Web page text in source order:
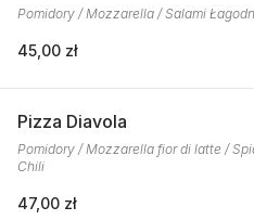
Pomidory / Mozzarella / Salami
45,00 zł
Pizza Diavola
Pomidory / Mozzarella fior di latte /
Chili
47,00 zł